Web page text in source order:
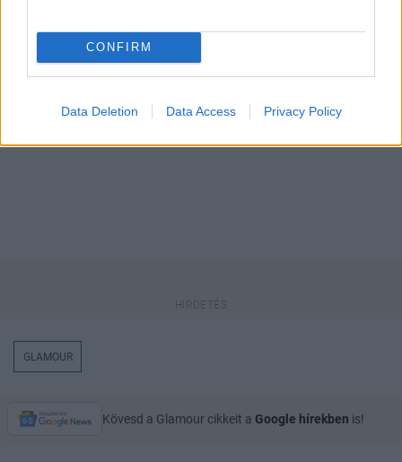
CONFIRM
Data Deletion Data Access Privacy Policy
Itt állíthatod be
keresőben könnyebben megtaláld a
glamour.hu cikkeit
GLAMOUR
Kövesd a Glamour cikkeit a Google hírekben is!